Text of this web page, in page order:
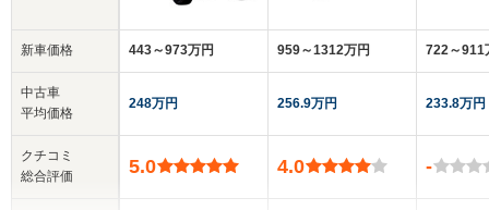
新車価格
中古車
平均価格
クチコミ
総合評価
443～973万円
248万円
5.0
959～1312万円
256.9万円
4.0
722～911
233.8万円
-